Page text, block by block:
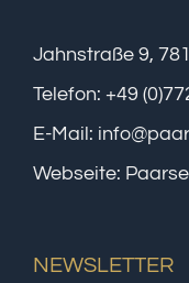
Jahnstraße 9,
Telefon: +49
E-Mail:
Webseite:
NEWSLETTER